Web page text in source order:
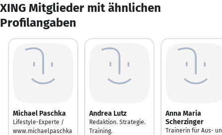
XING Mitglieder mit ähnlichen
Profilangaben
Michael Paschka
Lifestyle-Experte /
www.michaelpaschka
Andrea Lutz
Redaktion. Strategie.
Training.
Anna Maria
Scherzinger
Trainerin für Aus-